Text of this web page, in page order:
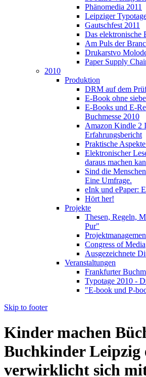
Phänomedia 2011
Leipziger
Gautschfest 2011
Das elektronische
Am Puls der
Drukarstvo
Paper Supply
2010
Produktion
DRM auf dem
E-Book ohne
E-Books und E-
Buchmesse 2010
Amazon Kindle 2
Erfahrungsbericht
Praktische
Elektronischer
daraus machen
Sind die
Eine Umfrage.
eInk und ePaper:
Hört her!
Projekte
Thesen, Regeln,
Pur"
Congress of Media
Ausgezeichnete
Veranstaltungen
Frankfurter
Typotage 2010 -
"E-book und P-
Skip to footer
Kinder machen
Buchkinder Leipzig
verwirklicht sich